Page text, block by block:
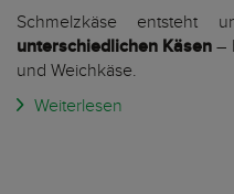
Schmelzkäse entsteht
unterschiedlichen Käsen–
und Weichkäse.
Weiterlesen